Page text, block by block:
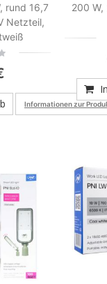
rund 16,7
Netzteil,
Informationen zur
200